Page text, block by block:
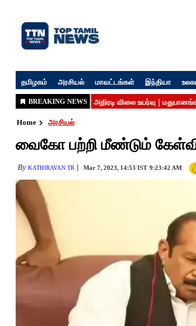
தமிழகம் அரசியல் மாவட்டங்கள் இந்தியா
Home அரசியல்
வைகோ பற்றி மீண்டும் கேள்வி
By KATHIRAVAN TR Mar 7, 2023, 14:53 IST 9:23:42 AM